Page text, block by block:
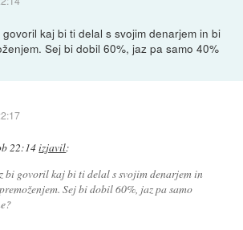
kaj bi ti delal s svojim denarjem in bi
Sej bi dobil 60%, jaz pa samo 40%
22:14izjavil:
bi govoril kaj bi ti delal s svojim denarjem in
Sej bi dobil 60%, jaz pa samo